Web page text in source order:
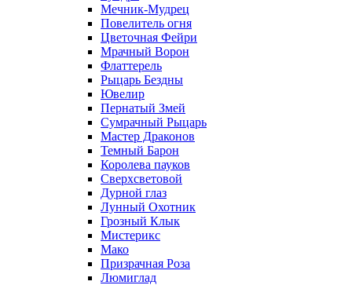
Мечник-Мудрец
Повелитель огня
Цветочная Фейри
Мрачный Ворон
Флаттерель
Рыцарь Бездны
Ювелир
Пернатый Змей
Сумрачный Рыцарь
Мастер Драконов
Темный Барон
Королева пауков
Сверхсветовой
Дурной глаз
Лунный Охотник
Грозный Клык
Мистерикс
Мако
Призрачная Роза
Люмиглад